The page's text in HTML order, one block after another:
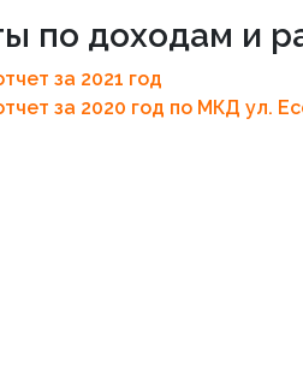
по доходам и
за 2021 год
за 2020 год по МКД ул.